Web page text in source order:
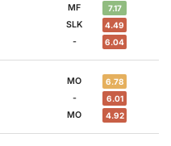
MF 7.17
SLK 4.49
- 6.04
MO 6.78
- 6.01
MO 4.92